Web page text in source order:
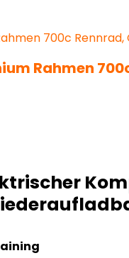
Rahmen